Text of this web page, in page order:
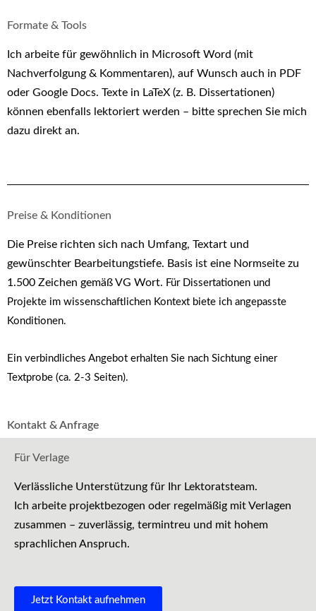
Formate & Tools
Ich arbeite für gewöhnlich in Microsoft Word (mit
Nachverfolgung & Kommentaren), auf Wunsch auch in PDF
oder Google Docs. Texte in LaTeX (z. B. Dissertationen)
können ebenfalls lektoriert werden – bitte sprechen Sie mich
dazu direkt an.
Preise & Konditionen
Die Preise richten sich nach Umfang, Textart und
gewünschter Bearbeitungstiefe. Basis ist eine Normseite zu
1.500 Zeichen gemäß VG Wort. Für Dissertationen und
Projekte im wissenschaftlichen Kontext biete ich angepasste
Konditionen.
Ein verbindliches Angebot erhalten Sie nach Sichtung einer
Textprobe (ca. 2-3 Seiten).
Kontakt & Anfrage
Für Verlage
Verlässliche Unterstützung für Ihr Lektoratsteam.
Ich arbeite projektbezogen oder regelmäßig mit Verlagen
zusammen – zuverlässig, termintreu und mit hohem
sprachlichen Anspruch.
Jetzt Kontakt aufnehmen